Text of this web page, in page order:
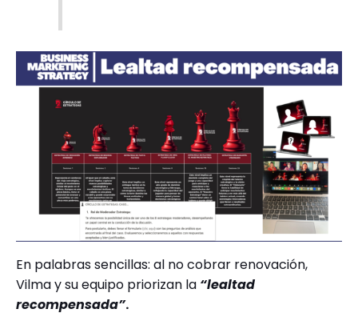
En palabras sencillas: al no cobrar renovación,
Vilma y su equipo priorizan la “lealtad
recompensada”.